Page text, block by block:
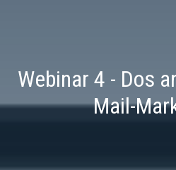
Webinar 4 - Dos
Mail-